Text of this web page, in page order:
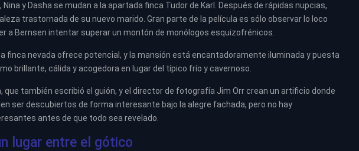
Nina y Dasha se mudan a la apartada finca Tudor de Karl. Después de rápidas nupcias,
trastornada de su nuevo marido. Gran parte de la película es sólo observar lo loco
a Bernsen intentar superar un montón de monólogos esquizofrénicos.
finca nevada ofrece potencial, y la mansión está encantadoramente iluminada y puesta
brillante, cálida y acogedora en lugar del típico frío y cavernoso.
que también escribió el guión, y el director de fotografía Jim Orr crean un artificio donde
ser descubiertos de forma interesante bajo la alegre fachada, pero no hay
antes de que todo sea revelado.
lugar entre el gótico